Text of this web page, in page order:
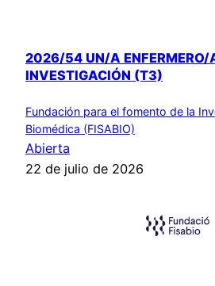
2026/54 UN/A ENFERMERO/
INVESTIGACIÓN (T3)
Fundación para el fomento de la
Biomédica (FISABIO)
Abierta
22 de julio de 2026